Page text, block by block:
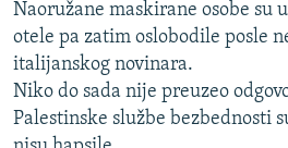
pretragu
VIDEO
FOTOGALERIJE
INFOGRAFIKE
PODCASTI
RAT U UKRAJINI
KINA NA BALKANU
RSE PRIČE IZ SVIJETA
Naoružane maskirane osobe su
otele pa zatim oslobodile posle
italijanskog novinara.
Niko do sada nije preuzeo
Palestinske službe bezbednosti